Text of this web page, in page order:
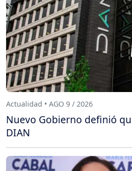
Actualidad • AGO 9 / 2026
Nuevo Gobierno definió
DIAN